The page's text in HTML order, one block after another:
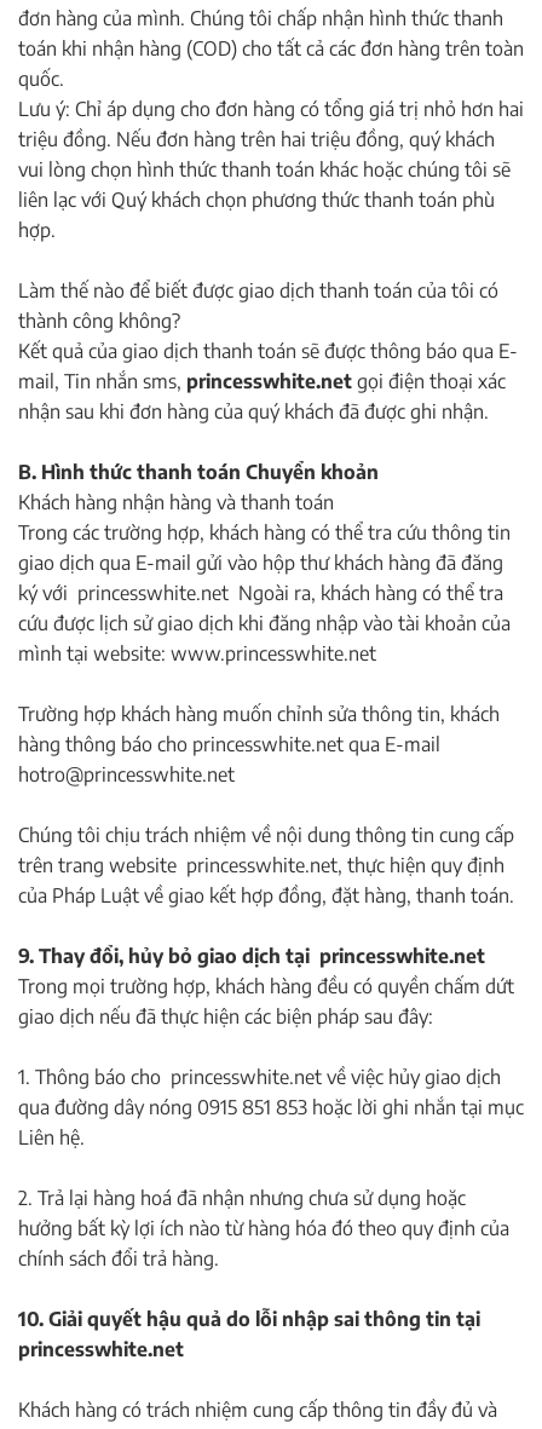
đơn hàng của mình. Chúng tôi chấp nhận hình thức thanh
toán khi nhận hàng (COD) cho tất cả các đơn hàng trên toàn
quốc.
Lưu ý: Chỉ áp dụng cho đơn hàng có tổng giá trị nhỏ hơn hai
triệu đồng. Nếu đơn hàng trên hai triệu đồng, quý khách
vui lòng chọn hình thức thanh toán khác hoặc chúng tôi sẽ
liên lạc với Quý khách chọn phương thức thanh toán phù
hợp.
Làm thế nào để biết được giao dịch thanh toán của tôi có
thành công không?
Kết quả của giao dịch thanh toán sẽ được thông báo qua E-
mail, Tin nhắn sms, princesswhite.net gọi điện thoại xác
nhận sau khi đơn hàng của quý khách đã được ghi nhận.
B. Hình thức thanh toán Chuyển khoản
Khách hàng nhận hàng và thanh toán
Trong các trường hợp, khách hàng có thể tra cứu thông tin
giao dịch qua E-mail gửi vào hộp thư khách hàng đã đăng
ký với princesswhite.net Ngoài ra, khách hàng có thể tra
cứu được lịch sử giao dịch khi đăng nhập vào tài khoản của
mình tại website: www.princesswhite.net
Trường hợp khách hàng muốn chỉnh sửa thông tin, khách
hàng thông báo cho princesswhite.net qua E-mail
hotro@princesswhite.net
Chúng tôi chịu trách nhiệm về nội dung thông tin cung cấp
trên trang website princesswhite.net, thực hiện quy định
của Pháp Luật về giao kết hợp đồng, đặt hàng, thanh toán.
9. Thay đổi, hủy bỏ giao dịch tại princesswhite.net
Trong mọi trường hợp, khách hàng đều có quyền chấm dứt
giao dịch nếu đã thực hiện các biện pháp sau đây:
1. Thông báo cho princesswhite.net về việc hủy giao dịch
qua đường dây nóng 0915 851 853 hoặc lời ghi nhắn tại mục
Liên hệ.
2. Trả lại hàng hoá đã nhận nhưng chưa sử dụng hoặc
hưởng bất kỳ lợi ích nào từ hàng hóa đó theo quy định của
chính sách đổi trả hàng.
10. Giải quyết hậu quả do lỗi nhập sai thông tin tại
princesswhite.net
Khách hàng có trách nhiệm cung cấp thông tin đầy đủ và